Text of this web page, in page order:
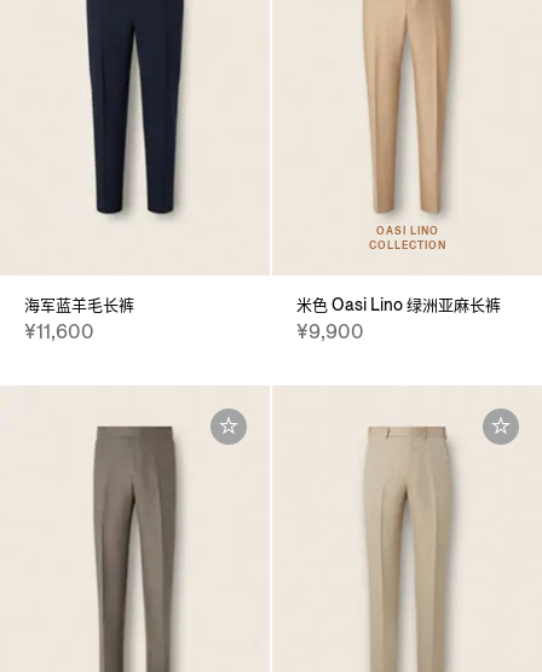
海军蓝羊毛长裤
¥11,600
OASI LINO
COLLECTION
米色 Oasi Lino 绿洲亚麻长裤
¥9,900